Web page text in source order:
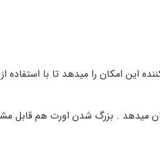
این امکان را میدهد تا با استفاده
میدهد . بزرگ شدن اورت هم قابل